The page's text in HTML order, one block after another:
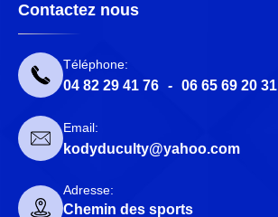
Contactez nous
Téléphone:
04 82 29 41 76 - 06 65 69 20 31
Email:
kodyduculty@yahoo.com
Adresse:
Chemin des sports